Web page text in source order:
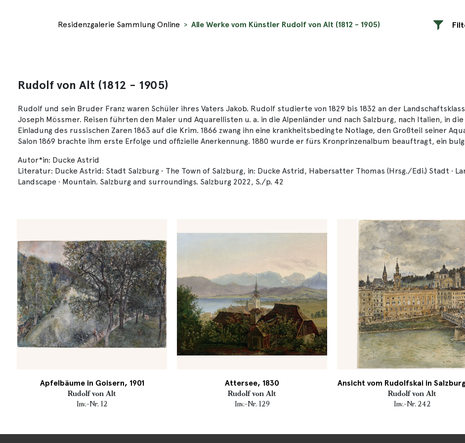
Residenzgalerie Sammlung Online Alle Werke vom Künstler Rudolf von Alt (1812 - 1905)
Rudolf von Alt (1812 - 1905)
Rudolf und sein Bruder Franz waren Schüler ihres Vaters Jakob. Rudolf studierte von 1829 bis 1832 an der
Joseph Mössmer. Reisen führten den Maler und Aquarellisten u. a. in die Alpenländer und nach Salzburg, nach Italien, in
Einladung des russischen Zaren 1863 auf die Krim. 1866 zwang ihn eine krankheitsbedingte Notlage, den Großteil seiner
Salon 1869 brachte ihm erste Erfolge und offizielle Anerkennung. 1880 wurde er fürs Kronprinzenalbum beauftragt, ein
Autor*in: Ducke Astrid
Literatur: Ducke Astrid: Stadt Salzburg • The Town of Salzburg, in: Ducke Astrid, Habersatter Thomas (Hrsg./Edi.) Stadt ·
Landscape · Mountain. Salzburg and surroundings. Salzburg 2022, S./p. 42
Apfelbäume in Goisern, 1901
Rudolf von Alt
Inv.-Nr. 12
Attersee, 1830
Rudolf von Alt
Inv.-Nr. 129
Ansicht vom Rudolfskai in
Rudolf von Alt
Inv.-Nr. 242